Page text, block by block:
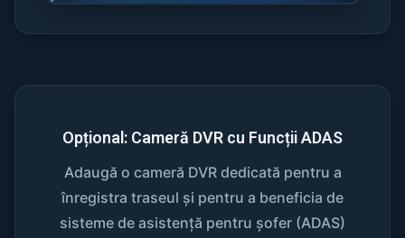
Opțional: Cameră DVR cu Funcții ADAS
Adaugă o cameră DVR dedicată pentru a
înregistra traseul și pentru a beneficia de
sisteme de asistență pentru șofer (ADAS)